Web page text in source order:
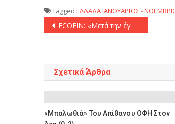
Tagged ΕΛΛΑΔΑΙΑΝΟΥΑΡΙΟΣ -
Πλοήγηση
ECOFIN: «Μετά την έγκριση της αναθεώρησης του Ταμείου Ανάκαμψης η απορρόφηση θα φτάσει 64%»
Σχετικά Άρθρα
«Μπαλωθιά» Του Απίθανου ΟΦΗ Στον